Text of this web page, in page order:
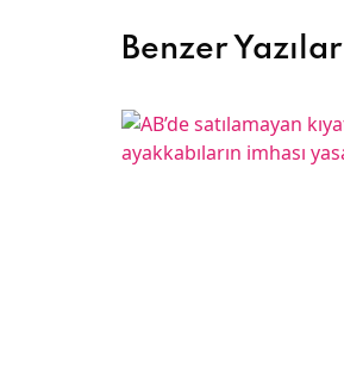
Benzer Yazılar